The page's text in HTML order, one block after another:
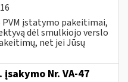
PVM įstatymo pakeitimai,
dėl smulkiojo verslo
net jei Jūsų
įsakymo Nr. VA-47